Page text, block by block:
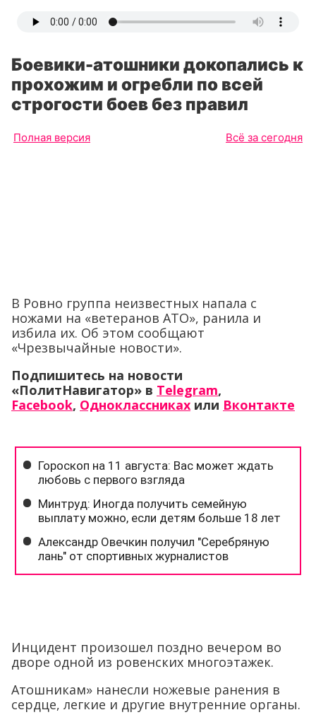
Боевики-атошники докопались к
прохожим и огребли по всей
строгости боев без правил
Полная версия Всё за сегодня
В Ровно группа неизвестных напала с
ножами на «ветеранов АТО», ранила и
избила их. Об этом сообщают
«Чрезвычайные новости».
Подпишитесь на новости
«ПолитНавигатор» в Telegram,
Facebook, Одноклассниках или Вконтакте
Инцидент произошел поздно вечером во
дворе одной из ровенских многоэтажек.
Атошникам» нанесли ножевые ранения в
сердце, легкие и другие внутренние органы.